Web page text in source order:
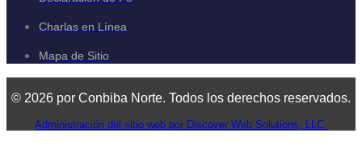
Charlas en Línea
Mapa de Sitio
© 2026 por Conbiba Norte. Todos los derechos reservados.
Administración del sitio web por Discover Web Solutions, LLC.